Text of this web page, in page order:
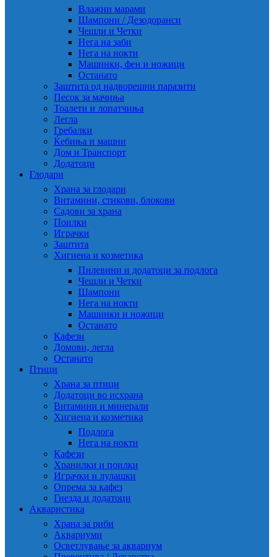
Влажни марами
Шампони / Дезодоранси
Чешли и Четки
Нега на заби
Нега на нокти
Машинки, фен и ножици
Останато
Заштита од надворешни паразити
Песок за мачиња
Тоалети и лопатчиња
Легла
Гребалки
Ќебиња и машни
Дом и Транспорт
Додатоци
Глодари
Храна за глодари
Витамини, стикови, блокови
Садови за храна
Поилки
Играчки
Заштита
Хигиена и козметика
Пилевини и додатоци за подлога
Чешли и Четки
Шампони
Нега на нокти
Машинки и ножици
Останато
Кафези
Домови, легла
Останато
Птици
Храна за птици
Додатоци во исхрана
Витамини и минерали
Хигиена и козметика
Подлога
Нега на нокти
Кафези
Хранилки и поилки
Играчки и лулашки
Опрема за кафез
Гнезда и додатоци
Акваристика
Храна за риби
Аквариуми
Осветлување за аквариум